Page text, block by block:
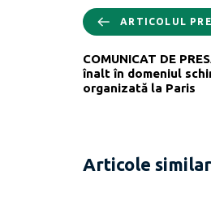
ARTICOLUL
COMUNICAT DE
înalt în domeniul
organizată la Paris
Articole